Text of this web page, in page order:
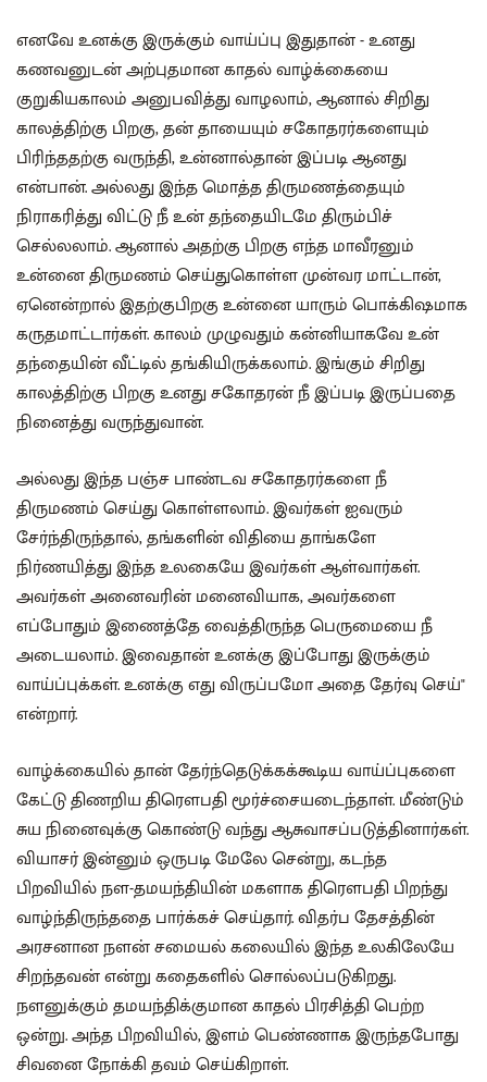
எனவே உனக்கு இருக்கும் வாய்ப்பு இதுதான் - உனது
கணவனுடன் அற்புதமான காதல் வாழ்க்கையை
குறுகியகாலம் அனுபவித்து வாழலாம், ஆனால் சிறிது
காலத்திற்கு பிறகு, தன் தாயையும் சகோதரர்களையும்
பிரிந்ததற்கு வருந்தி, உன்னால்தான் இப்படி ஆனது
என்பான். அல்லது இந்த மொத்த திருமணத்தையும்
நிராகரித்து விட்டு நீ உன் தந்தையிடமே திரும்பிச்
செல்லலாம். ஆனால் அதற்கு பிறகு எந்த மாவீரனும்
உன்னை திருமணம் செய்துகொள்ள முன்வர மாட்டான்,
ஏனென்றால் இதற்குபிறகு உன்னை யாரும் பொக்கிஷமாக
கருதமாட்டார்கள். காலம் முழுவதும் கன்னியாகவே உன்
தந்தையின் வீட்டில் தங்கியிருக்கலாம். இங்கும் சிறிது
காலத்திற்கு பிறகு உனது சகோதரன் நீ இப்படி இருப்பதை
நினைத்து வருந்துவான்.
அல்லது இந்த பஞ்ச பாண்டவ சகோதரர்களை நீ
திருமணம் செய்து கொள்ளலாம். இவர்கள் ஐவரும்
சேர்ந்திருந்தால், தங்களின் விதியை தாங்களே
நிர்ணயித்து இந்த உலகையே இவர்கள் ஆள்வார்கள்.
அவர்கள் அனைவரின் மனைவியாக, அவர்களை
எப்போதும் இணைத்தே வைத்திருந்த பெருமையை நீ
அடையலாம்‌. இவைதான் உனக்கு இப்போது இருக்கும்
வாய்ப்புக்கள். உனக்கு எது விருப்பமோ அதை தேர்வு செய்"
என்றார்.
வாழ்க்கையில் தான் தேர்ந்தெடுக்கக்கூடிய வாய்ப்புகளை
கேட்டு திணறிய திரௌபதி மூர்ச்சையடைந்தாள். மீண்டும்
சுய நினைவுக்கு கொண்டு வந்து ஆசுவாசப்படுத்தினார்கள்.
வியாசர் இன்னும் ஒருபடி மேலே சென்று, கடந்த
பிறவியில் நள-தமயந்தியின் மகளாக திரௌபதி பிறந்து
வாழ்ந்திருந்ததை பார்க்கச் செய்தார். விதர்ப தேசத்தின்
அரசனான நளன் சமையல் கலையில் இந்த உலகிலேயே
சிறந்தவன் என்று கதைகளில் சொல்லப்படுகிறது‌.
நளனுக்கும் தமயந்திக்குமான காதல் பிரசித்தி பெற்ற
ஒன்று. அந்த பிறவியில், இளம் பெண்ணாக இருந்தபோது
சிவனை நோக்கி தவம் செய்கிறாள்.